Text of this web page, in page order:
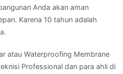
Anda akan aman
Karena 10 tahun adalah
atau Waterproofing Membrane
Professional dan para ahli di